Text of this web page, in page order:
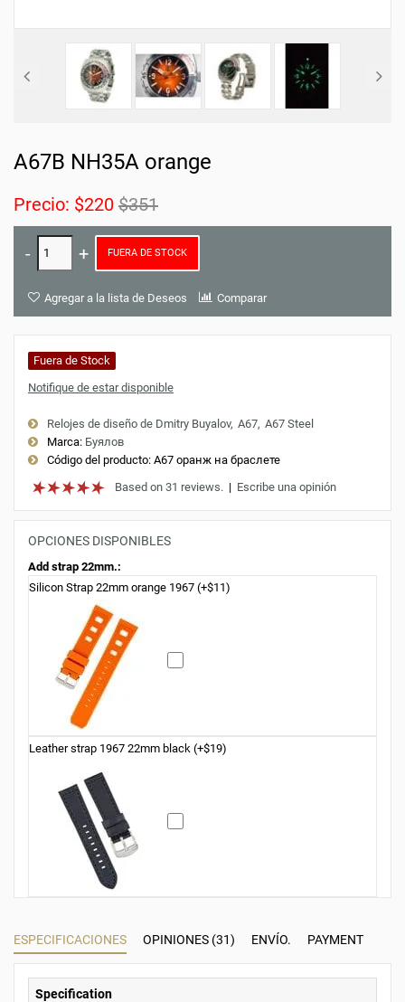
A67B NH35A orange
Precio: $220 $351
FUERA DE STOCK
Agregar a la lista de Deseos Comparar
Fuera de Stock
Notifique de estar disponible
Relojes de diseño de Dmitry Buyalov A67 A67 Steel
Marca: Буялов
Código del producto: A67 оранж на браслете
Based on 31 reviews. | Escribe una opinión
OPCIONES DISPONIBLES
Add strap 22mm.:
Silicon Strap 22mm orange 1967 (+$11)
Leather strap 1967 22mm black (+$19)
ESPECIFICACIONES OPINIONES (31) ENVÍO. PAYMENT
Specification